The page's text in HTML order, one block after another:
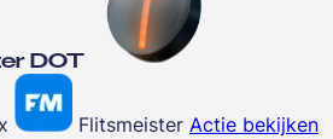
DOT
x Flitsmeister Actie bekijken